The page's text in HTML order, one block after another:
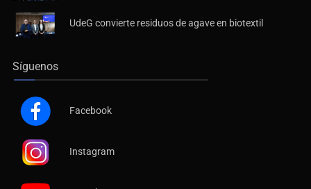
UdeG convierte residuos de agave en biotextil
Síguenos
Facebook
Instagram